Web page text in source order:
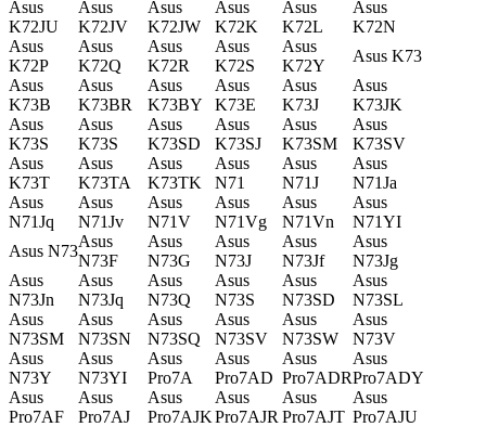
Asus
K72JU
Asus
K72JV
Asus
K72JW
Asus
K72K
Asus
K72L
Asus
K72N
Asus
K72P
Asus
K72Q
Asus
K72R
Asus
K72S
Asus
K72Y
Asus K73
Asus
K73B
Asus
K73BR
Asus
K73BY
Asus
K73E
Asus
K73J
Asus
K73JK
Asus
K73S
Asus
K73S
Asus
K73SD
Asus
K73SJ
Asus
K73SM
Asus
K73SV
Asus
K73T
Asus
K73TA
Asus
K73TK
Asus
N71
Asus
N71J
Asus
N71Ja
Asus
N71Jq
Asus
N71Jv
Asus
N71V
Asus
N71Vg
Asus
N71Vn
Asus
N71YI
Asus N73
Asus
N73F
Asus
N73G
Asus
N73J
Asus
N73Jf
Asus
N73Jg
Asus
N73Jn
Asus
N73Jq
Asus
N73Q
Asus
N73S
Asus
N73SD
Asus
N73SL
Asus
N73SM
Asus
N73SN
Asus
N73SQ
Asus
N73SV
Asus
N73SW
Asus
N73V
Asus
N73Y
Asus
N73YI
Asus
Pro7A
Asus
Pro7AD
Asus
Pro7ADR
Asus
Pro7ADY
Asus
Pro7AF
Asus
Pro7AJ
Asus
Pro7AJK
Asus
Pro7AJR
Asus
Pro7AJT
Asus
Pro7AJU